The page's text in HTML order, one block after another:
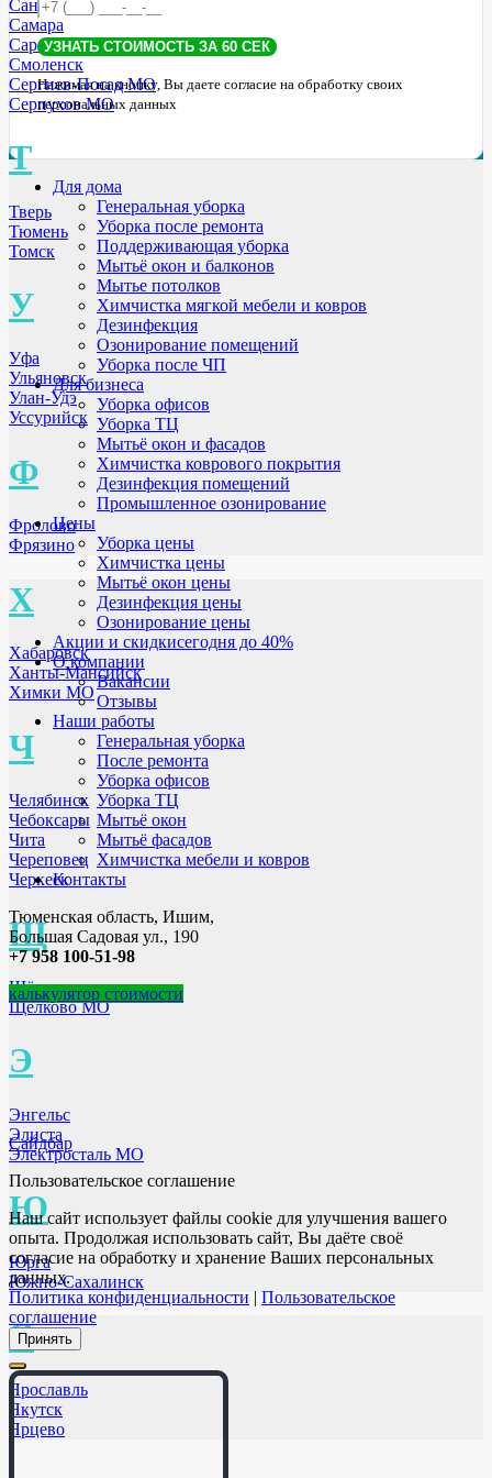
Санкт-Петербург
Самара
Саратов
Смоленск
Сергиев-Посад МО
Серпухов МО
Т
Тверь
Тюмень
Томск
У
Уфа
Ульяновск
Улан-Удэ
Уссурийск
Ф
Фролово
Фрязино
Х
Хабаровск
Ханты-Мансийск
Химки МО
Ч
Челябинск
Чебоксары
Чита
Череповец
Черкеск
Щ
Щёкино
Щёлково МО
Э
Энгельс
Элиста
Электросталь МО
Ю
Юрга
Южно-Сахалинск
Я
Ярославль
Якутск
Ярцево
Нажимая на кнопку, Вы даете согласие на обработку своих
персональных данных
Для дома
Генеральная уборка
Уборка после ремонта
Поддерживающая уборка
Мытьё окон и балконов
Мытье потолков
Химчистка мягкой мебели и ковров
Дезинфекция
Озонирование помещений
Уборка после ЧП
Для бизнеса
Уборка офисов
Уборка ТЦ
Мытьё окон и фасадов
Химчистка коврового покрытия
Дезинфекция помещений
Промышленное озонирование
Цены
Уборка цены
Химчистка цены
Мытьё окон цены
Дезинфекция цены
Озонирование цены
Акции и скидкисегодня до 40%
О компании
Вакансии
Отзывы
Наши работы
Генеральная уборка
После ремонта
Уборка офисов
Уборка ТЦ
Мытьё окон
Мытьё фасадов
Химчистка мебели и ковров
Контакты
Тюменская область, Ишим,
Большая Садовая ул., 190
+7 958 100-51-98
калькулятор стоимости
Сайдбар
Пользовательское соглашение
Наш сайт использует файлы cookie для улучшения вашего
опыта. Продолжая использовать сайт, Вы даёте своё
согласие на обработку и хранение Ваших персональных
данных.
Политика конфиденциальности | Пользовательское
соглашение
Принять